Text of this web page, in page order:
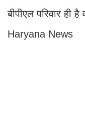
बीपीएल परिवार ही
Haryana News